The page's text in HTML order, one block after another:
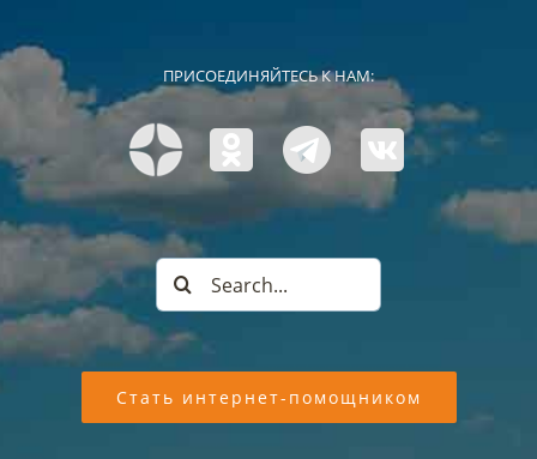
ПРИСОЕДИНЯЙТЕСЬ К НАМ:
Search
for:
Стать интернет-помощником